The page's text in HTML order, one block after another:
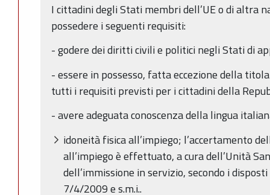
I cittadini degli Stati membri dell’UE o di altra
possedere i seguenti requisiti:
- godere dei diritti civili e politici negli Stati di
- essere in possesso, fatta eccezione della
tutti i requisiti previsti per i cittadini della
- avere adeguata conoscenza della lingua
idoneità fisica all’impiego; l’accertamento
all’impiego è effettuato, a cura dell’Unità
dell’immissione in servizio, secondo i
7/4/2009 e s.m.i..